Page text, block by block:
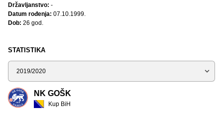
STATISTIKA
Sezona
NK GOŠK
Kup BiH
Državljanstvo: -
Datum rođenja: 07.10.1999.
Dob: 26 god.